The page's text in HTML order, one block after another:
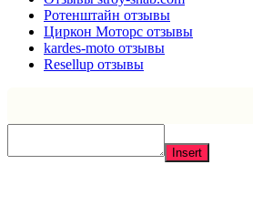
Ротенштайн отзывы
Циркон Моторс отзывы
kardes-moto отзывы
Resellup отзывы
Insert